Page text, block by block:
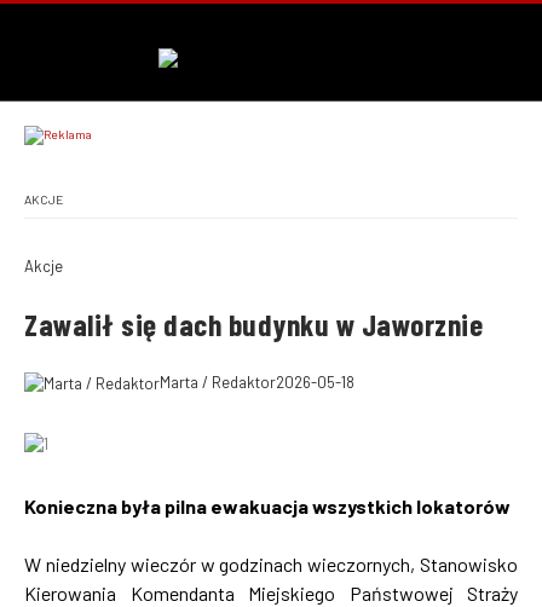
AKCJE
Akcje
Zawalił się dach budynku w Jaworznie
Marta / Redaktor2026-05-18
Konieczna była pilna ewakuacja wszystkich lokatorów
W niedzielny wieczór w godzinach wieczornych, Stanowisko
Kierowania Komendanta Miejskiego Państwowej Straży